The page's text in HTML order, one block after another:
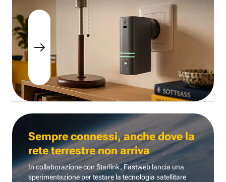
Sempre connessi, anche dove la
rete terrestre non arriva
In collaborazione con Starlink, Fastweb lancia una
sperimentazione per testare la tecnologia satellitare